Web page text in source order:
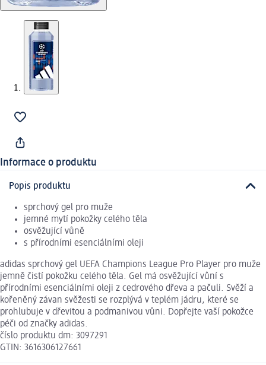
Informace o produktu
Popis produktu
sprchový gel pro muže
jemné mytí pokožky celého těla
osvěžující vůně
s přírodními esenciálními oleji
adidas sprchový gel UEFA Champions League Pro Player pro muže
jemně čistí pokožku celého těla. Gel má osvěžující vůní s
přírodními esenciálními oleji z cedrového dřeva a pačuli. Svěží a
kořeněný závan svěžesti se rozplývá v teplém jádru, které se
prohlubuje v dřevitou a podmanivou vůni. Dopřejte vaší pokožce
péči od značky adidas.
číslo produktu dm: 3097291
GTIN: 3616306127661